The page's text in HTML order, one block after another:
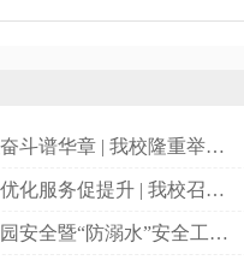
以青春赴使命，以奋斗谱华章 | 我校隆重举行2026年新发展团员入团仪式暨五四表彰大会
倾听心声办实事，优化服务促提升 | 我校召开后勤服务质量意见征询学生座谈会
我校召开2026年校园安全暨“防溺水”安全工作布置会